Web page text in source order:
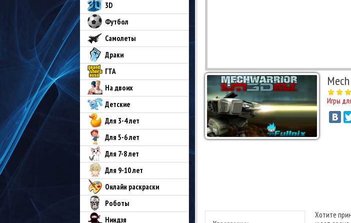
3D
Футбол
Самолеты
Драки
ГТА
На двоих
Детские
Для 3-4 лет
Для 5-6 лет
Для 7-8 лет
Для 9-10 лет
Онлайн раскраски
Роботы
Ниндзя
Игры
Хотите